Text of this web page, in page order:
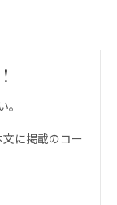
に掲載のコー